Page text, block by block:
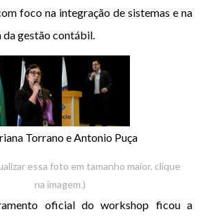
foco na integração de sistemas e na
gestão contábil.
Torrano e Antonio Puça
essa foto em tamanho maior, clique
na imagem.)
oficial do workshop ficou a